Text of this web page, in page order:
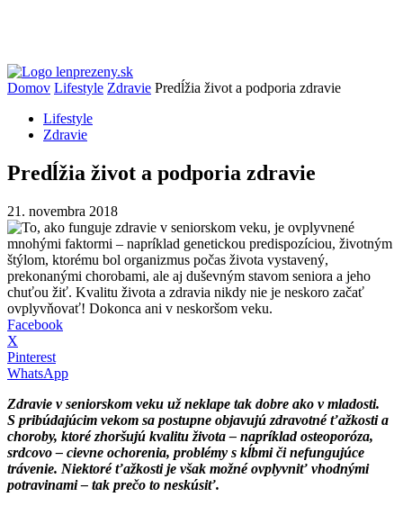
Domov Lifestyle Zdravie Predĺžia život a podporia zdravie
Lifestyle
Zdravie
Predĺžia život a podporia zdravie
21. novembra 2018
Facebook
X
Pinterest
WhatsApp
Zdravie v seniorskom veku už neklape tak dobre ako v mladosti.
S pribúdajúcim vekom sa postupne objavujú zdravotné ťažkosti a
choroby, ktoré zhoršujú kvalitu života – napríklad osteoporóza,
srdcovo – cievne ochorenia, problémy s kĺbmi či nefungujúce
trávenie. Niektoré ťažkosti je však možné ovplyvniť vhodnými
potravinami – tak prečo to neskúsiť.